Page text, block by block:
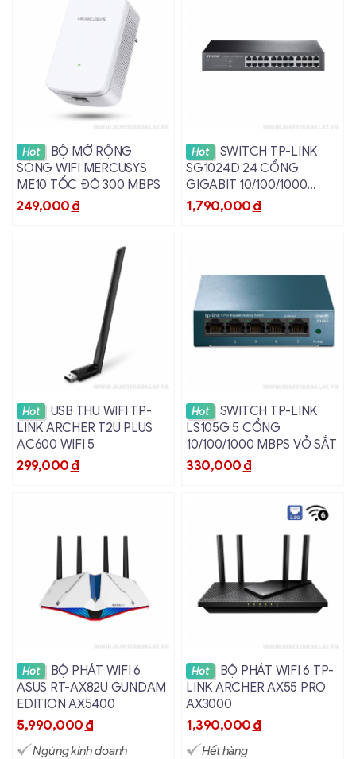
Xem chi tiết
Hot
BỘ MỞ RỘNG
SÓNG WIFI MERCUSYS
ME10 TỐC ĐỘ 300 MBPS
249,000đ
Xem chi tiết
Hot
SWITCH TP-LINK
SG1024D 24 CỔNG
GIGABIT 10/100/1000
MBPS VỎ SẮT
1,790,000đ
Xem chi tiết
Hot
USB THU WIFI TP-
LINK ARCHER T2U PLUS
AC600 WIFI 5
299,000đ
Xem chi tiết
Hot
SWITCH TP-LINK
LS105G 5 CỔNG
10/100/1000 MBPS VỎ SẮT
330,000đ
Xem chi tiết
Hot
BỘ PHÁT WIFI 6
ASUS RT-AX82U GUNDAM
EDITION AX5400
5,990,000đ
Ngừng kinh doanh
Xem chi tiết
Hot
BỘ PHÁT WIFI 6 TP-
LINK ARCHER AX55 PRO
AX3000
1,390,000đ
Hết hàng